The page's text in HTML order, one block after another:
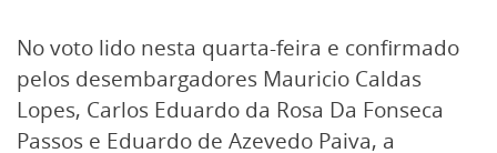
No voto lido nesta quarta-feira e confirmado
pelos desembargadores Mauricio Caldas
Lopes, Carlos Eduardo da Rosa Da Fonseca
Passos e Eduardo de Azevedo Paiva, a